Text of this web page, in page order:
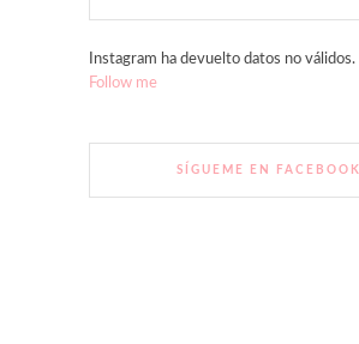
Instagram ha devuelto datos no válidos.
Follow me
SÍGUEME EN FACEBOOK